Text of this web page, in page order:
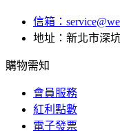
信箱：
地址：新北市深
購物需知
會員服務
紅利點數
電子發票